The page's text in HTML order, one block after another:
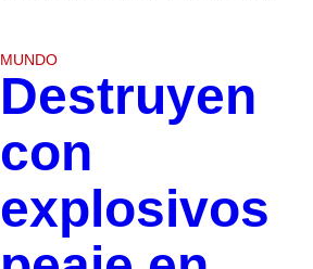
MUNDO
Destruyen
con
explosivos